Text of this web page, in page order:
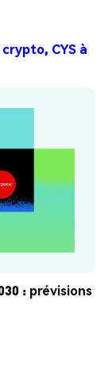
CYS à
: prévisions